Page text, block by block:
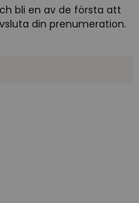
bli en av de första att
din prenumeration.